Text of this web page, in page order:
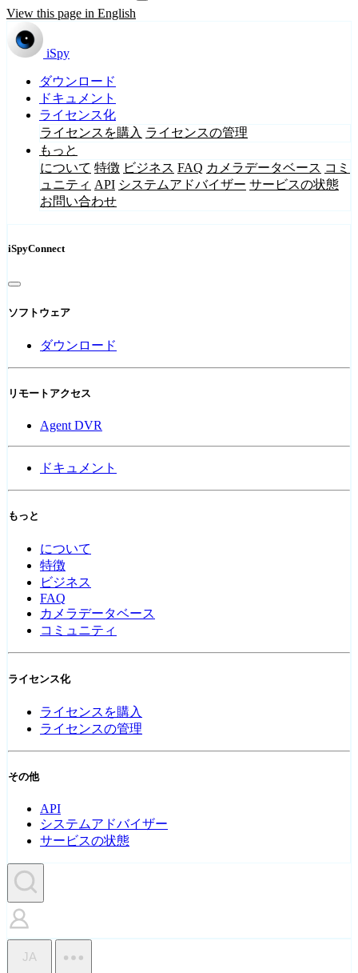
View this page in English
iSpy
ダウンロード
ドキュメント
ライセンス化
ライセンスを購入 ライセンスの管理
もっと
について 特徴 ビジネス FAQ カメラデータベース コミ
ュニティ API システムアドバイザー サービスの状態
お問い合わせ
iSpyConnect
ソフトウェア
ダウンロード
リモートアクセス
Agent DVR
ドキュメント
もっと
について
特徴
ビジネス
FAQ
カメラデータベース
コミュニティ
ライセンス化
ライセンスを購入
ライセンスの管理
その他
API
システムアドバイザー
サービスの状態
JA